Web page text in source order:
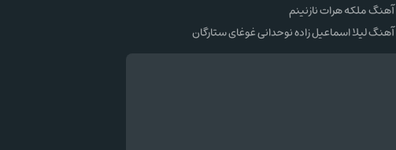
آهنگ ملکه هرات نازنینم
آهنگ لیلا اسماعیل زاده نوحدانی غوغای ستارگان